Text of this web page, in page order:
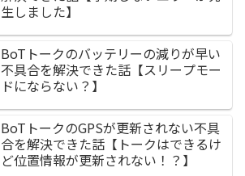
生しました】
BoTトークのバッテリーの減りが早い
不具合を解決できた話【スリープモー
ドにならない？】
BoTトークのGPSが更新されない不具
合を解決できた話【トークはできるけ
ど位置情報が更新されない！？】